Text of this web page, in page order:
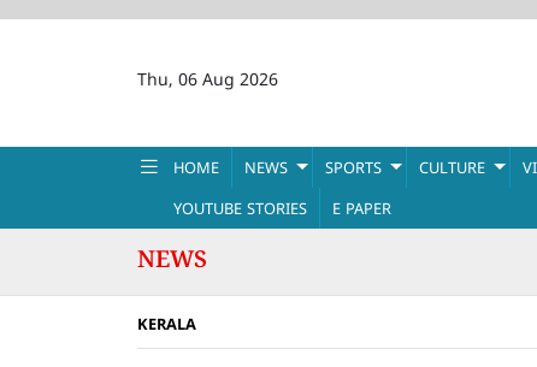
Thu, 06 Aug 2026
HOME NEWS SPORTS CULTURE
YOUTUBE STORIES E PAPER
NEWS
KERALA